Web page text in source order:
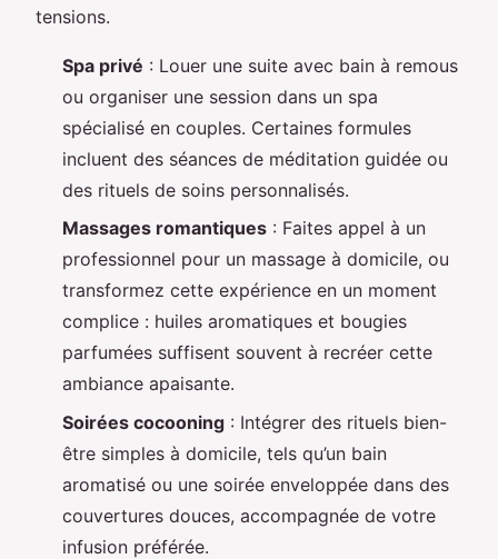
tensions.
Spa privé : Louer une suite avec bain à remous
ou organiser une session dans un spa
spécialisé en couples. Certaines formules
incluent des séances de méditation guidée ou
des rituels de soins personnalisés.
Massages romantiques : Faites appel à un
professionnel pour un massage à domicile, ou
transformez cette expérience en un moment
complice : huiles aromatiques et bougies
parfumées suffisent souvent à recréer cette
ambiance apaisante.
Soirées cocooning : Intégrer des rituels bien-
être simples à domicile, tels qu’un bain
aromatisé ou une soirée enveloppée dans des
couvertures douces, accompagnée de votre
infusion préférée.